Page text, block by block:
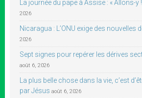
La journée du pape à Assise : « Allons-y !
2026
Nicaragua : L’ONU exige des nouvelles
2026
Sept signes pour repérer les dérives
août 6, 2026
La plus belle chose dans la vie, c’est
par Jésus août 6, 2026